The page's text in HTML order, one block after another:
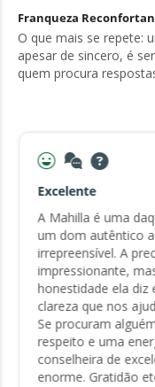
Franqueza
O que mais se repete:
apesar de sincero, é
quem procura
Excelente
A Mahilla é uma
um dom autêntico
irrepreensível. A
impressionante,
honestidade ela
clareza que nos
Se procuram
respeito e uma
conselheira de
enorme. Gratidão